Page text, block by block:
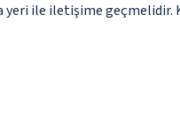
ile iletişime